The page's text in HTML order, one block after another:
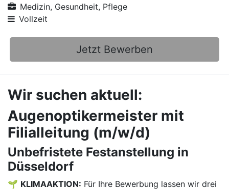
Medizin, Gesundheit, Pflege
Vollzeit
Jetzt Bewerben
Wir suchen aktuell:
Augenoptikermeister mit
Filialleitung (m/w/d)
Unbefristete Festanstellung in
Düsseldorf
🌱 KLIMAAKTION: Für Ihre Bewerbung lassen wir drei